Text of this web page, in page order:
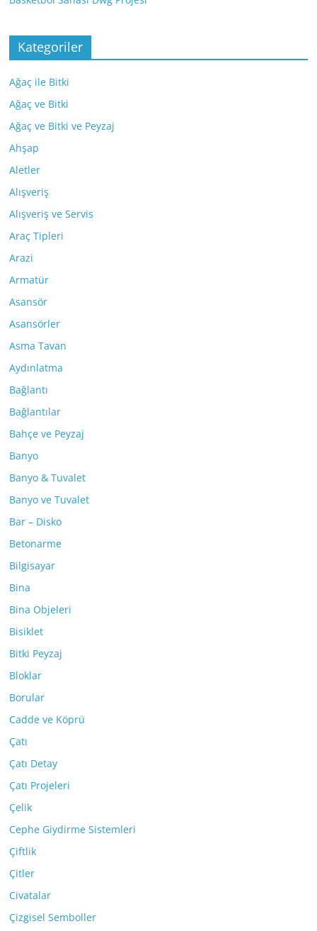
Kategoriler
Ağaç ile Bitki
Ağaç ve Bitki
Ağaç ve Bitki ve Peyzaj
Ahşap
Aletler
Alışveriş
Alışveriş ve Servis
Araç Tipleri
Arazi
Armatür
Asansör
Asansörler
Asma Tavan
Aydınlatma
Bağlantı
Bağlantılar
Bahçe ve Peyzaj
Banyo
Banyo & Tuvalet
Banyo ve Tuvalet
Bar – Disko
Betonarme
Bilgisayar
Bina
Bina Objeleri
Bisiklet
Bitki Peyzaj
Bloklar
Borular
Cadde ve Köprü
Çatı
Çatı Detay
Çatı Projeleri
Çelik
Cephe Giydirme Sistemleri
Çiftlik
Çitler
Civatalar
Çizgisel Semboller